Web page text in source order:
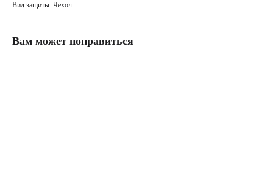
Вид защиты: Чехол
Вам может понравиться